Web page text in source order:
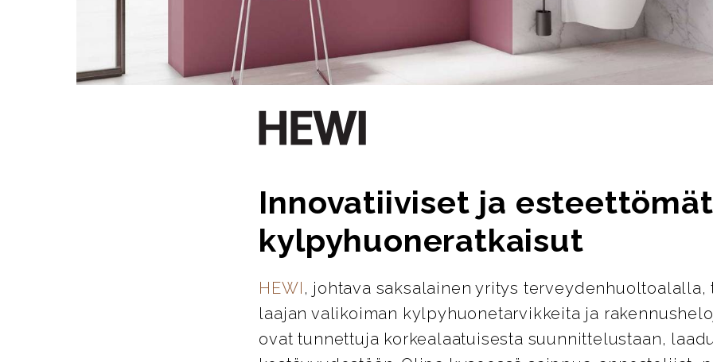
Innovatiiviset ja esteettömät
kylpyhuoneratkaisut
HEWI , johtava saksalainen yritys terveydenhuoltoalalla,
laajan valikoiman kylpyhuonetarvikkeita ja
ovat tunnettuja korkealaatuisesta suunnittelustaan,